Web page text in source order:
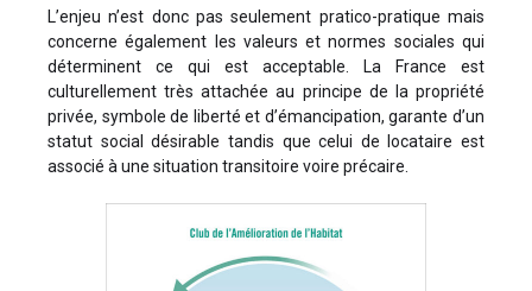
L’enjeu n’est donc pas seulement pratico-pratique mais
concerne également les valeurs et normes sociales qui
déterminent ce qui est acceptable. La France est
culturellement très attachée au principe de la propriété
privée, symbole de liberté et d’émancipation, garante d’un
statut social désirable tandis que celui de locataire est
associé à une situation transitoire voire précaire.